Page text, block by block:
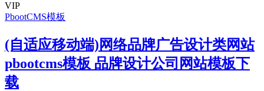
VIP
PbootCMS模板
(自适应移动端)网络品牌广告设计类网站
pbootcms模板 品牌设计公司网站模板下
载